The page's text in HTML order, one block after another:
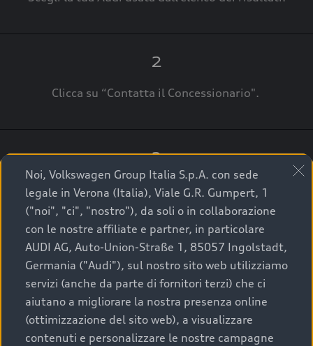
2
Clicca su “Contatta il Concessionario".
3
A breve verrai ricontattato dal Customer Care
Audi Center o direttamente dal Concessionario
che ti supporterà per finalizzare la tua richiesta.
La qualità di acquistare
un’auto usata Audi
Noi, Volkswagen Group Italia S.p.A. con sede
legale in Verona (Italia), Viale G.R. Gumpert, 1
("noi", "ci", "nostro"), da soli o in collaborazione
con le nostre affiliate e partner, in particolare
AUDI AG, Auto-Union-Straße 1, 85057 Ingolstadt,
Germania ("Audi"), sul nostro sito web utilizziamo
servizi (anche da parte di fornitori terzi) che ci
aiutano a migliorare la nostra presenza online
(ottimizzazione del sito web), a visualizzare
contenuti e personalizzare le nostre campagne